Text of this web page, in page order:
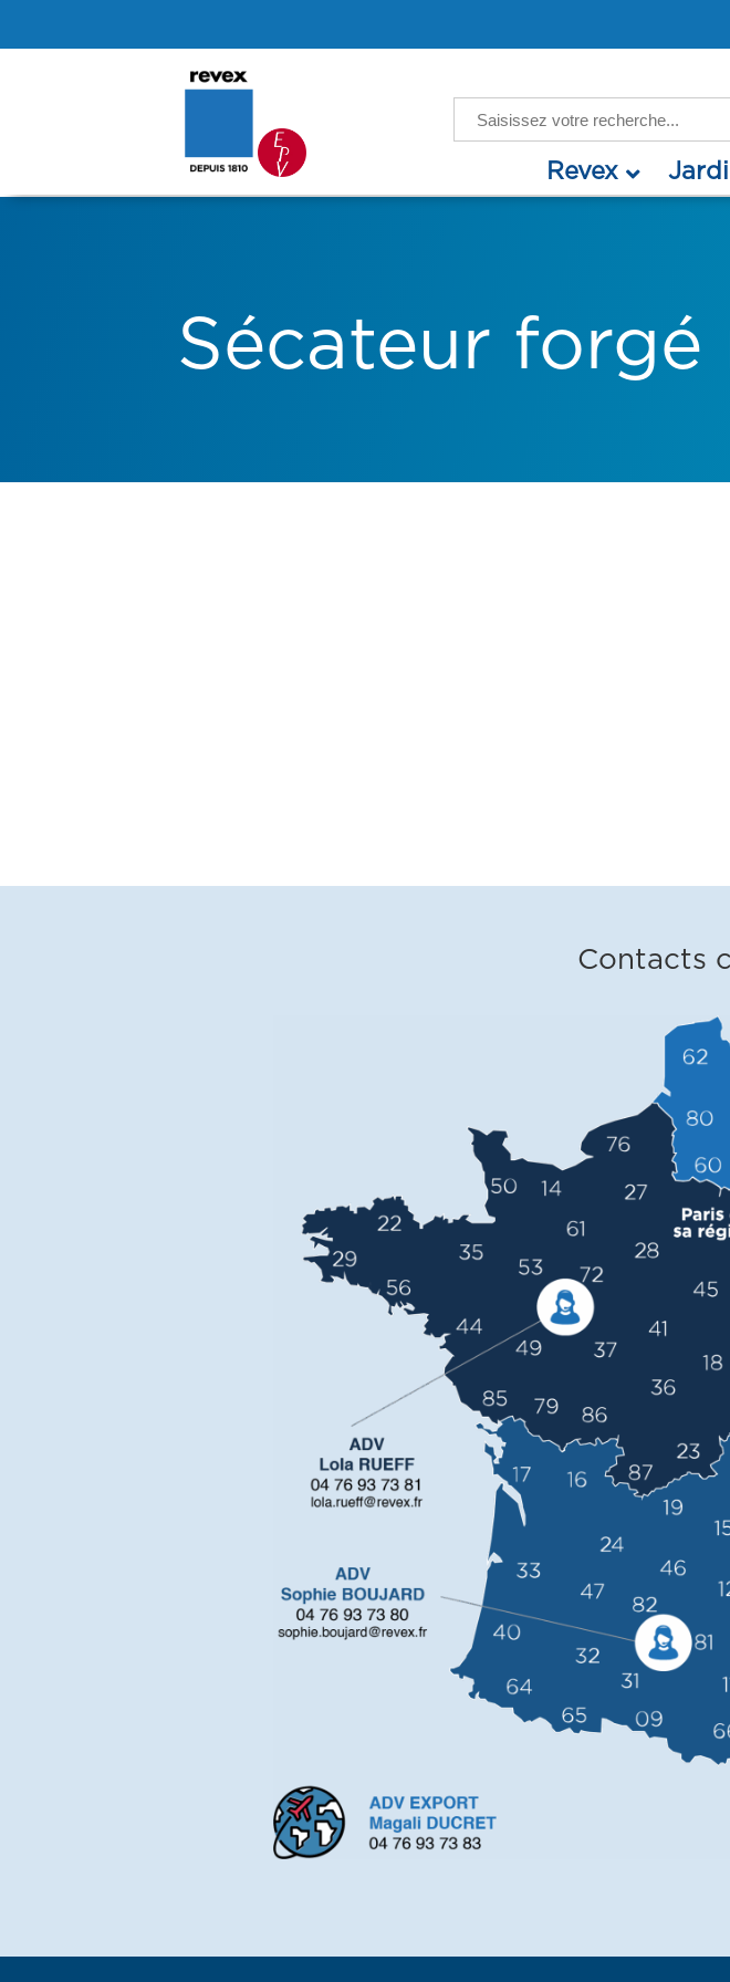
for:
revex
Sécateur
Contacts